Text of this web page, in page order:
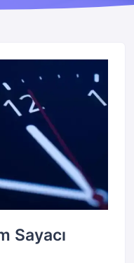
Sayacı